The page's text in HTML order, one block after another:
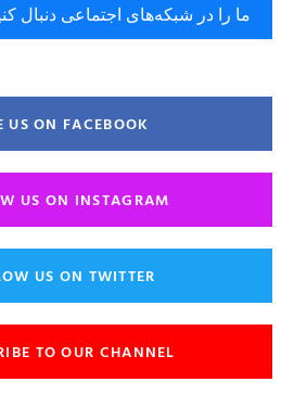
ما را در شبکه‌های اجتماعی دنبال
US ON FACEBOOK
US ON INSTAGRAM
US ON TWITTER
TO OUR CHANNEL